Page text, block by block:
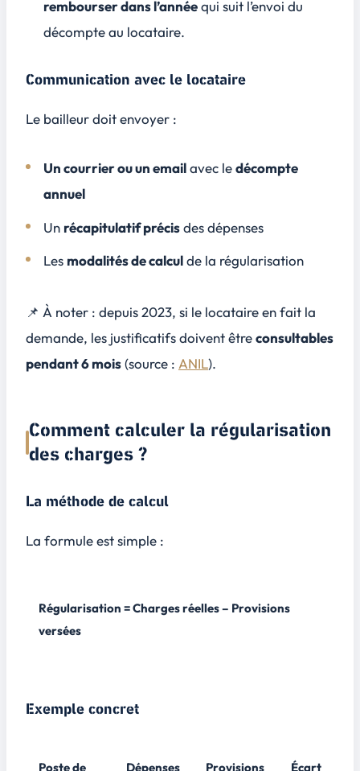
rembourser dans l’annéequi suit l’envoi du
décompte au locataire.
Communication avec le locataire
Le bailleur doit envoyer :
Un courrier ou un emailavec ledécompte
annuel
Un récapitulatif précisdes dépenses
Les modalités de calculde la régularisation
📌 À noter : depuis 2023, si le locataire en fait la
demande, les justificatifs doivent êtreconsultables
pendant 6 mois(source : ANIL).
Comment calculer la régularisation
des charges ?
La méthode de calcul
La formule est simple :
Régularisation = Charges réelles – Provisions
versées
Exemple concret
Poste de
Dépenses
Provisions
Écart